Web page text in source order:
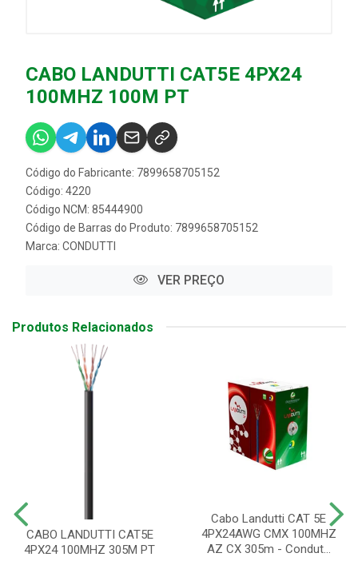
CABO LANDUTTI CAT5E 4PX24
100MHZ 100M PT
Código do Fabricante: 7899658705152
Código: 4220
Código NCM: 85444900
Código de Barras do Produto: 7899658705152
Marca: CONDUTTI
VER PREÇO
Produtos Relacionados
CABO LANDUTTI CAT5E
4PX24 100MHZ 305M PT
Cabo Landutti CAT 5E
4PX24AWG CMX 100MHZ
AZ CX 305m - Condut...